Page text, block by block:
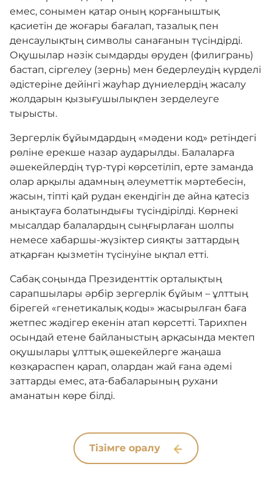
емес, сонымен қатар оның қорғаныштық
қасиетін де жоғары бағалап, тазалық пен
денсаулықтың символы санағанын түсіндірді.
Оқушылар нәзік сымдарды өруден (филигрань)
бастап, сіргелеу (зернь) мен бедерлеудің күрделі
әдістеріне дейінгі жауһар дүниелердің жасалу
жолдарын қызығушылықпен зерделеуге
тырысты.
Зергерлік бұйымдардың «мәдени код» ретіндегі
рөліне ерекше назар аударылды. Балаларға
әшекейлердің түр-түрі көрсетіліп, ерте заманда
олар арқылы адамның әлеуметтік мәртебесін,
жасын, тіпті қай рудан екендігін де айна қатесіз
анықтауға болатындығы түсіндірілді. Көрнекі
мысалдар балалардың сыңғырлаған шолпы
немесе хабаршы-жүзіктер сияқты заттардың
атқарған қызметін түсінуіне ықпал етті.
Сабақ соңында Президенттік орталықтың
сарапшылары әрбір зергерлік бұйым – ұлттың
бірегей «генетикалық коды» жасырылған баға
жетпес жәдігер екенін атап көрсетті. Тарихпен
осындай етене байланыстың арқасында мектеп
оқушылары ұлттық әшекейлерге жаңаша
көзқараспен қарап, олардан жай ғана әдемі
заттарды емес, ата-бабаларының рухани
аманатын көре білді.
Тізімге оралу